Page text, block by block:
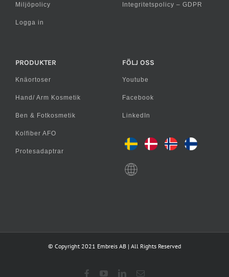
Miljöpolicy
Logga in
Integritetspolicy – GDPR
PRODUKTER
Knäortoser
Hand/ Arm Kosmetik
Ben & Fotkosmetik
Kolfiber AFO
Protesadaptrar
FÖLJ OSS
Youtube
Facebook
LinkedIn
© Copyright 2021 Embreis AB | All Rights Reserved
FacebookYouTubeLinkedIn
E-